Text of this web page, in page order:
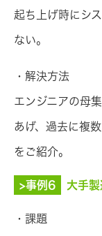
起ち上げ時にシ
ない。
・解決方法
エンジニアの母
あげ、過去に複
をご紹介。
>事例6 大手
・課題